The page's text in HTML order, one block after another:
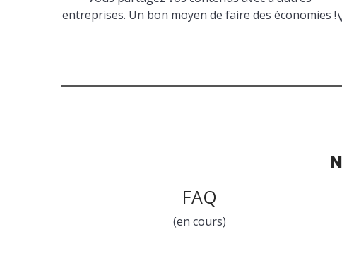
entreprises. Un bon moyen de faire des économies !
FAQ
(en cours)